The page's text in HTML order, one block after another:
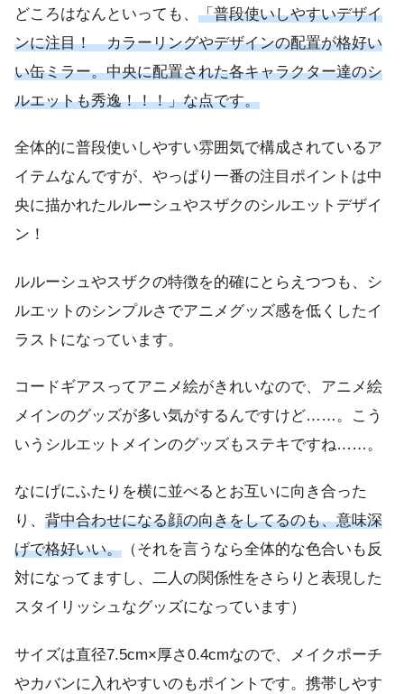
どころはなんといっても、 「普段使いしやすいデザイ
ンに注目！ カラーリングやデザインの配置が格好い
い缶ミラー。中央に配置された各キャラクター達のシ
ルエットも秀逸！！！」な点です。
全体的に普段使いしやすい雰囲気で構成されているア
イテムなんですが、やっぱり一番の注目ポイントは中
央に描かれたルルーシュやスザクのシルエットデザイ
ン！
ルルーシュやスザクの特徴を的確にとらえつつも、シ
ルエットのシンプルさでアニメグッズ感を低くしたイ
ラストになっています。
コードギアスってアニメ絵がきれいなので、アニメ絵
メインのグッズが多い気がするんですけど……。こう
いうシルエットメインのグッズもステキですね……。
なにげにふたりを横に並べるとお互いに向き合った
り、 背中合わせになる顔の向きをしてるのも、意味深
げで格好いい。 （それを言うなら全体的な色合いも反
対になってますし、二人の関係性をさらりと表現した
スタイリッシュなグッズになっています）
サイズは直径7.5cm×厚さ0.4cmなので、メイクポーチ
やカバンに入れやすいのもポイントです。携帯しやす